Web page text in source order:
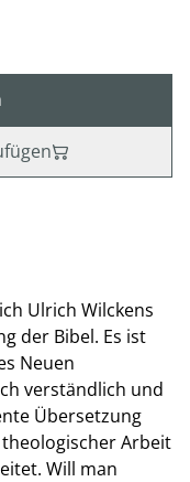
Ulrich Wilckens
der Bibel. Es ist
Neuen
verständlich und
Übersetzung
Arbeit
Will man